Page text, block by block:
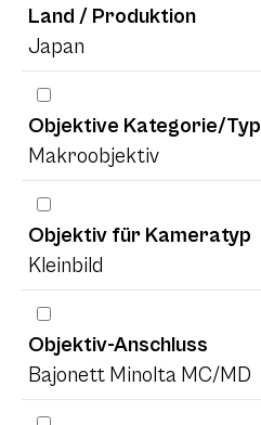
Land / Produktion
Japan
Objektive Kategorie/Typ
Makroobjektiv
Objektiv für Kameratyp
Kleinbild
Objektiv-Anschluss
Bajonett Minolta MC/MD